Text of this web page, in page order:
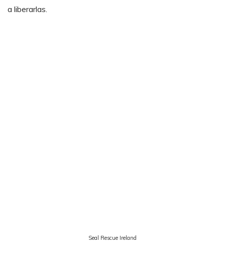
a liberarlas.
Seal Rescue Ireland